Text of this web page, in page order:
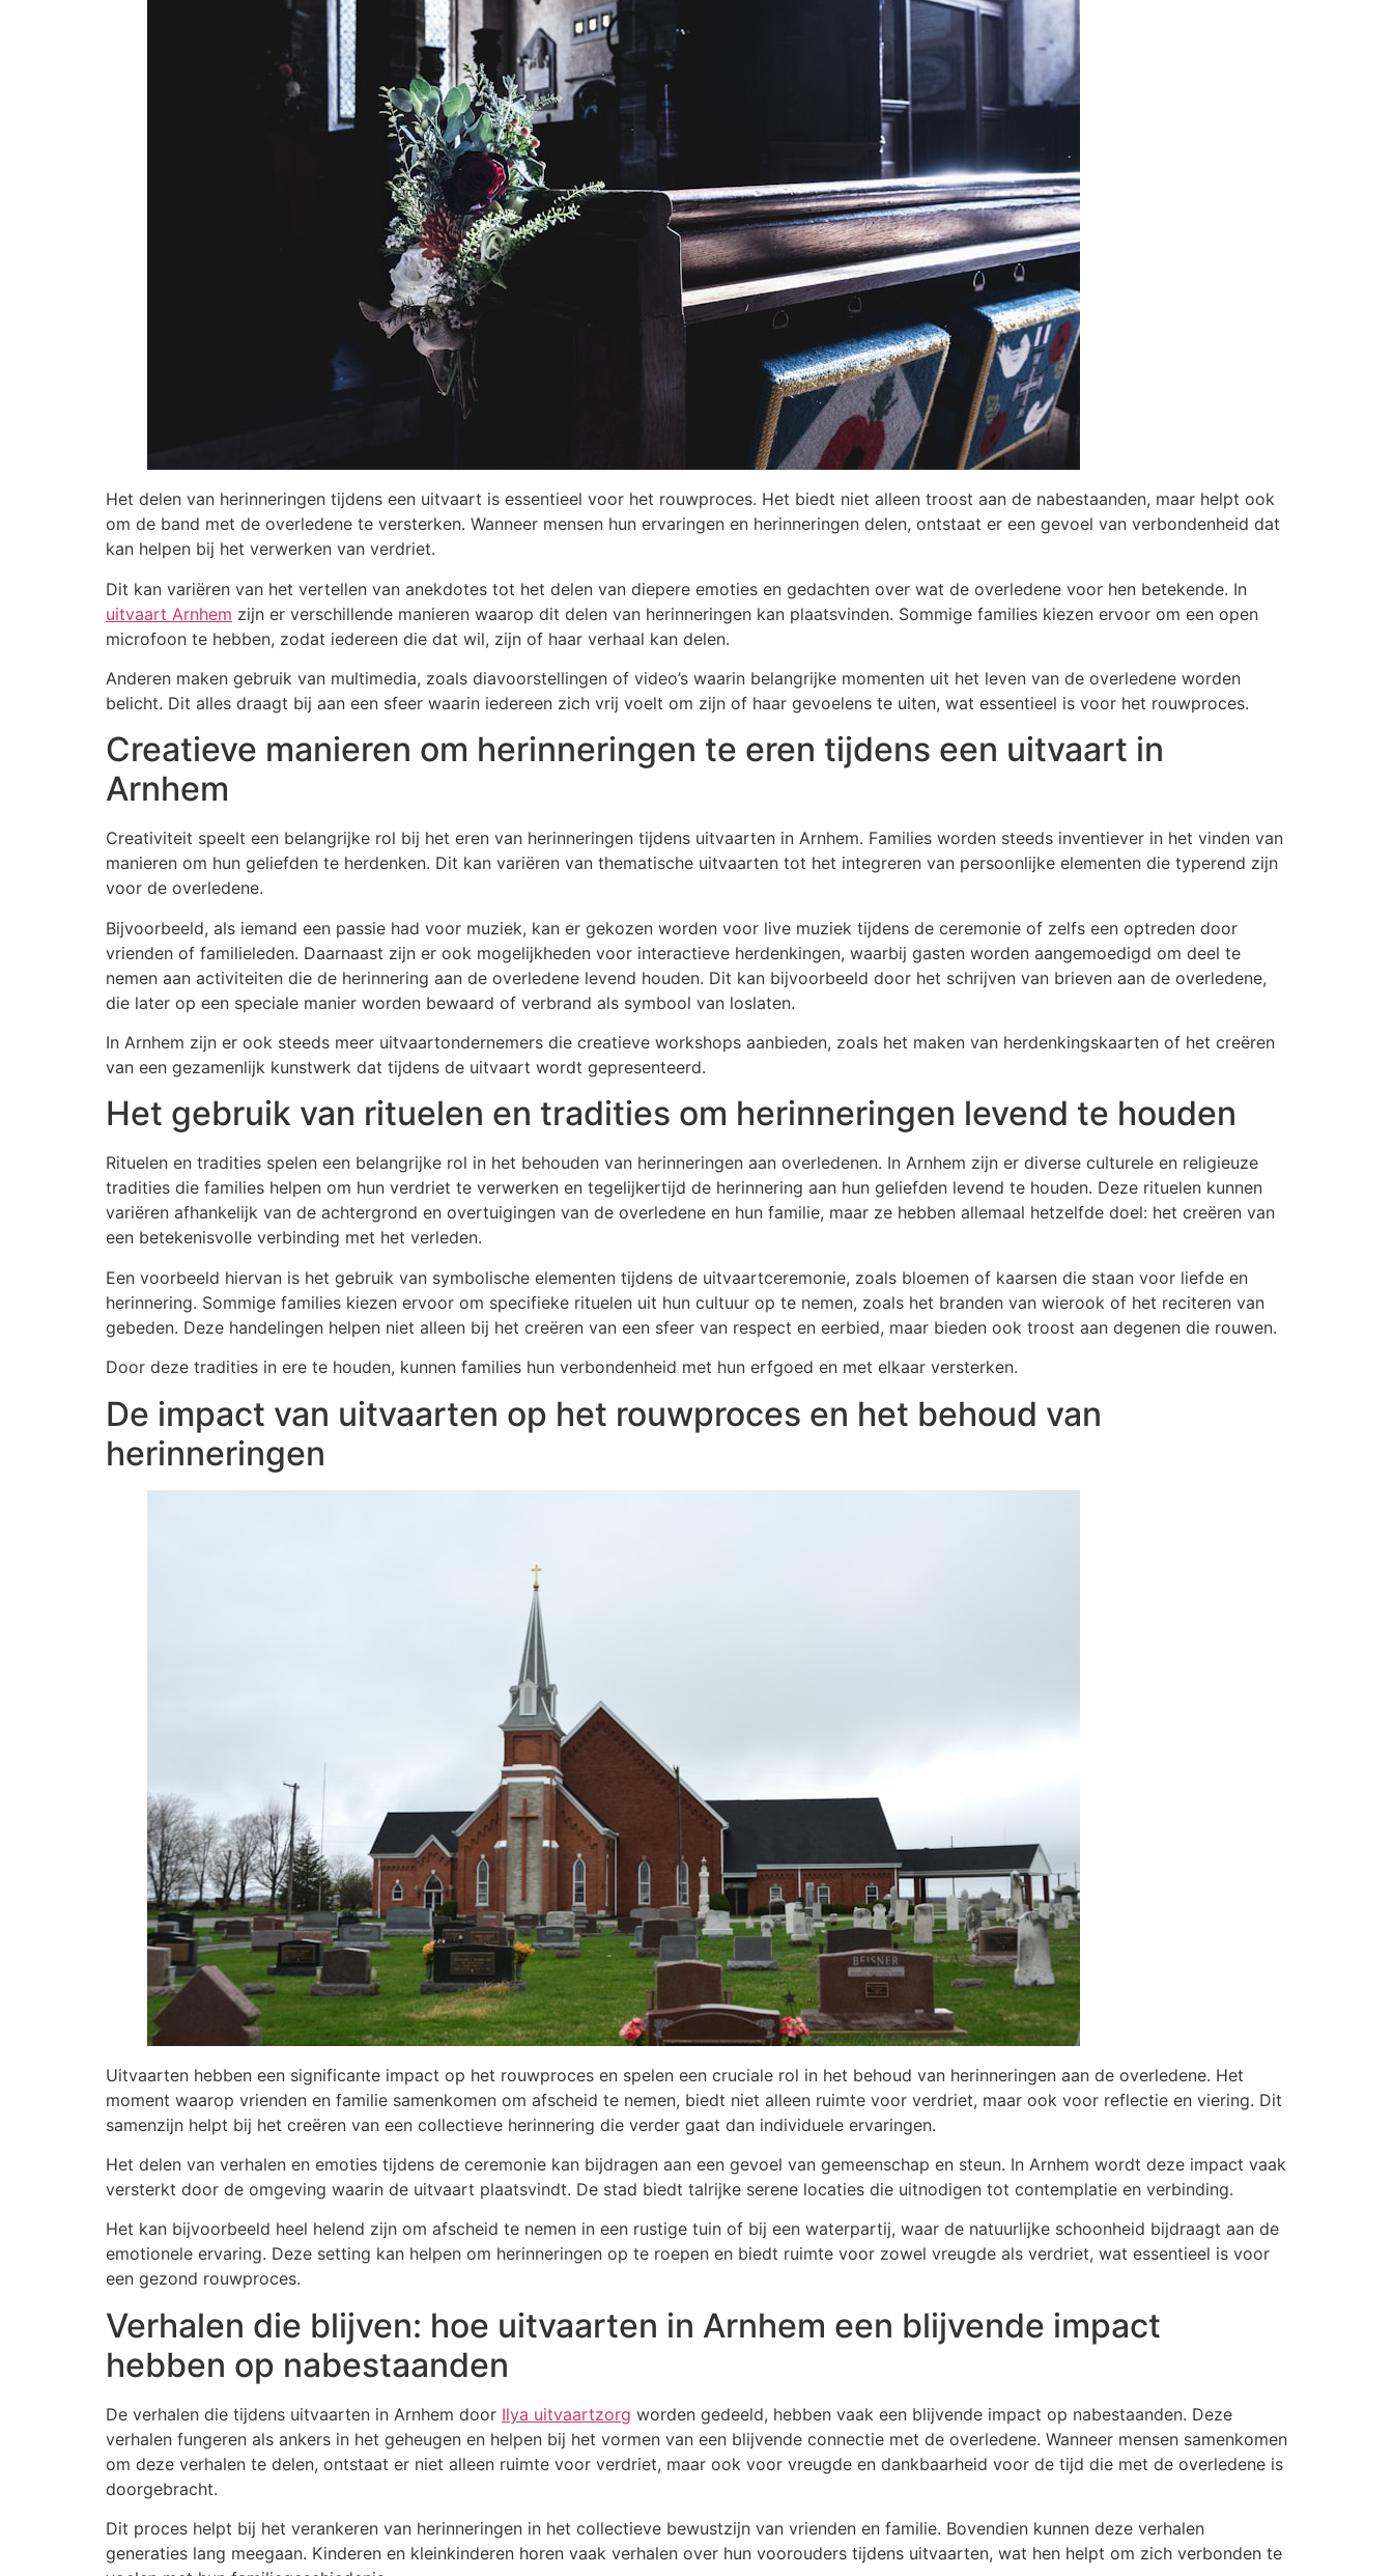
Het delen van herinneringen tijdens een uitvaart is essentieel voor het rouwproces. Het biedt niet alleen troost aan de nabestaanden, maar helpt ook
om de band met de overledene te versterken. Wanneer mensen hun ervaringen en herinneringen delen, ontstaat er een gevoel van verbondenheid dat
kan helpen bij het verwerken van verdriet.
Dit kan variëren van het vertellen van anekdotes tot het delen van diepere emoties en gedachten over wat de overledene voor hen betekende. In
uitvaart Arnhem zijn er verschillende manieren waarop dit delen van herinneringen kan plaatsvinden. Sommige families kiezen ervoor om een open
microfoon te hebben, zodat iedereen die dat wil, zijn of haar verhaal kan delen.
Anderen maken gebruik van multimedia, zoals diavoorstellingen of video’s waarin belangrijke momenten uit het leven van de overledene worden
belicht. Dit alles draagt bij aan een sfeer waarin iedereen zich vrij voelt om zijn of haar gevoelens te uiten, wat essentieel is voor het rouwproces.
Creatieve manieren om herinneringen te eren tijdens een uitvaart in
Arnhem
Creativiteit speelt een belangrijke rol bij het eren van herinneringen tijdens uitvaarten in Arnhem. Families worden steeds inventiever in het vinden van
manieren om hun geliefden te herdenken. Dit kan variëren van thematische uitvaarten tot het integreren van persoonlijke elementen die typerend zijn
voor de overledene.
Bijvoorbeeld, als iemand een passie had voor muziek, kan er gekozen worden voor live muziek tijdens de ceremonie of zelfs een optreden door
vrienden of familieleden. Daarnaast zijn er ook mogelijkheden voor interactieve herdenkingen, waarbij gasten worden aangemoedigd om deel te
nemen aan activiteiten die de herinnering aan de overledene levend houden. Dit kan bijvoorbeeld door het schrijven van brieven aan de overledene,
die later op een speciale manier worden bewaard of verbrand als symbool van loslaten.
In Arnhem zijn er ook steeds meer uitvaartondernemers die creatieve workshops aanbieden, zoals het maken van herdenkingskaarten of het creëren
van een gezamenlijk kunstwerk dat tijdens de uitvaart wordt gepresenteerd.
Het gebruik van rituelen en tradities om herinneringen levend te houden
Rituelen en tradities spelen een belangrijke rol in het behouden van herinneringen aan overledenen. In Arnhem zijn er diverse culturele en religieuze
tradities die families helpen om hun verdriet te verwerken en tegelijkertijd de herinnering aan hun geliefden levend te houden. Deze rituelen kunnen
variëren afhankelijk van de achtergrond en overtuigingen van de overledene en hun familie, maar ze hebben allemaal hetzelfde doel: het creëren van
een betekenisvolle verbinding met het verleden.
Een voorbeeld hiervan is het gebruik van symbolische elementen tijdens de uitvaartceremonie, zoals bloemen of kaarsen die staan voor liefde en
herinnering. Sommige families kiezen ervoor om specifieke rituelen uit hun cultuur op te nemen, zoals het branden van wierook of het reciteren van
gebeden. Deze handelingen helpen niet alleen bij het creëren van een sfeer van respect en eerbied, maar bieden ook troost aan degenen die rouwen.
Door deze tradities in ere te houden, kunnen families hun verbondenheid met hun erfgoed en met elkaar versterken.
De impact van uitvaarten op het rouwproces en het behoud van
herinneringen
Uitvaarten hebben een significante impact op het rouwproces en spelen een cruciale rol in het behoud van herinneringen aan de overledene. Het
moment waarop vrienden en familie samenkomen om afscheid te nemen, biedt niet alleen ruimte voor verdriet, maar ook voor reflectie en viering. Dit
samenzijn helpt bij het creëren van een collectieve herinnering die verder gaat dan individuele ervaringen.
Het delen van verhalen en emoties tijdens de ceremonie kan bijdragen aan een gevoel van gemeenschap en steun. In Arnhem wordt deze impact vaak
versterkt door de omgeving waarin de uitvaart plaatsvindt. De stad biedt talrijke serene locaties die uitnodigen tot contemplatie en verbinding.
Het kan bijvoorbeeld heel helend zijn om afscheid te nemen in een rustige tuin of bij een waterpartij, waar de natuurlijke schoonheid bijdraagt aan de
emotionele ervaring. Deze setting kan helpen om herinneringen op te roepen en biedt ruimte voor zowel vreugde als verdriet, wat essentieel is voor
een gezond rouwproces.
Verhalen die blijven: hoe uitvaarten in Arnhem een blijvende impact
hebben op nabestaanden
De verhalen die tijdens uitvaarten in Arnhem door Ilya uitvaartzorg worden gedeeld, hebben vaak een blijvende impact op nabestaanden. Deze
verhalen fungeren als ankers in het geheugen en helpen bij het vormen van een blijvende connectie met de overledene. Wanneer mensen samenkomen
om deze verhalen te delen, ontstaat er niet alleen ruimte voor verdriet, maar ook voor vreugde en dankbaarheid voor de tijd die met de overledene is
doorgebracht.
Dit proces helpt bij het verankeren van herinneringen in het collectieve bewustzijn van vrienden en familie. Bovendien kunnen deze verhalen
generaties lang meegaan. Kinderen en kleinkinderen horen vaak verhalen over hun voorouders tijdens uitvaarten, wat hen helpt om zich verbonden te